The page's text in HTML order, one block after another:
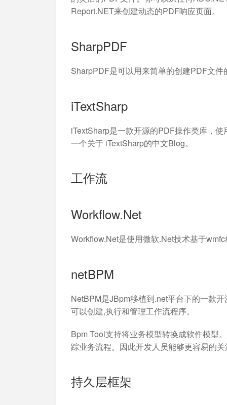
Report.NET来创建动态的PDF响应页面。
SharpPDF
SharpPDF是可以用来简单的创建PDF文
iTextSharp
iTextSharp是一款开源的PDF操作类库，
一个关于 iTextSharp的中文Blog。
工作流
Workflow.Net
Workflow.Net是使用微软.Net技术基于
netBPM
NetBPM是JBpm移植到.net平台下的一款
可以创建,执行和管理工作流程序。
Bpm Tool支持将业务模型转换成软件模型
踪业务流程。因此开发人员能够更容易的
持久层框架